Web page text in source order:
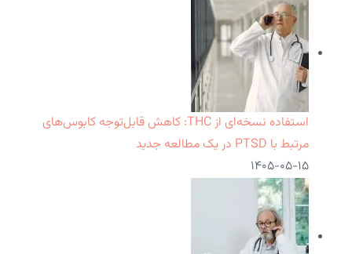
استفاده نسخه‌ای از THC: کاهش قابل‌توجه کابوس‌های
مرتبط با PTSD در یک مطالعه جدید
۱۴۰۵-۰۵-۱۵